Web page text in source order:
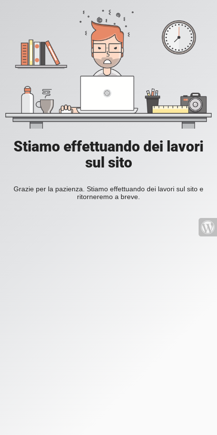
Stiamo effettuando dei lavori
sul sito
Grazie per la pazienza. Stiamo effettuando dei lavori sul sito e
ritorneremo a breve.